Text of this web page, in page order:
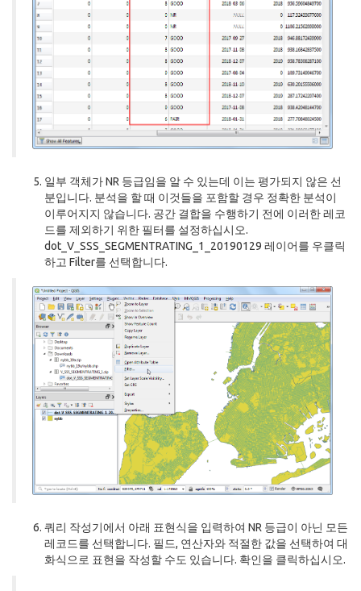
일부 객체가 NR 등급임을 알 수 있는데 이는 평가되지 않은 선
분입니다. 분석을 할 때 이것들을 포함할 경우 정확한 분석이
이루어지지 않습니다. 공간 결합을 수행하기 전에 이러한 레코
드를 제외하기 위한 필터를 설정하십시오.
dot_V_SSS_SEGMENTRATING_1_20190129 레이어를 우클릭
하고 Filter를 선택합니다.
쿼리 작성기에서 아래 표현식을 입력하여 NR 등급이 아닌 모든
레코드를 선택합니다. 필드, 연산자와 적절한 값을 선택하여 대
화식으로 표현을 작성할 수도 있습니다. 확인을 클릭하십시오.